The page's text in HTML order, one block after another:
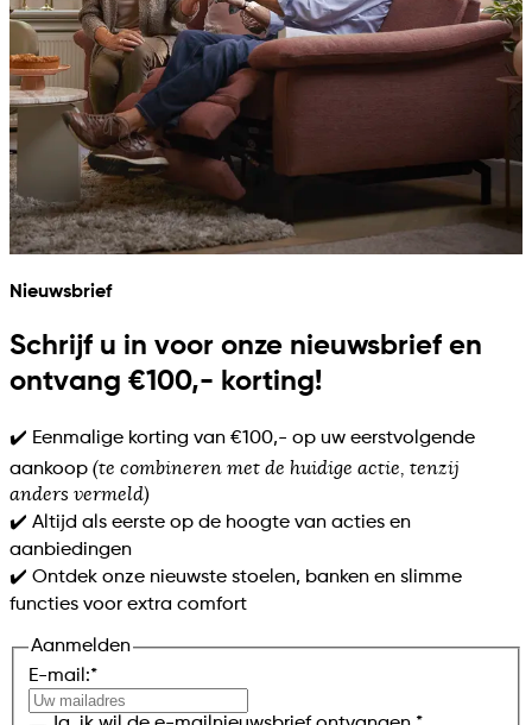
Nieuwsbrief
Schrijf u in voor onze nieuwsbrief en
ontvang €100,- korting!
✔️ Eenmalige korting van €100,- op uw eerstvolgende
aankoop (te combineren met de huidige actie, tenzij
anders vermeld)
✔️ Altijd als eerste op de hoogte van acties en
aanbiedingen
✔️ Ontdek onze nieuwste stoelen, banken en slimme
functies voor extra comfort
Aanmelden
E-mail:*